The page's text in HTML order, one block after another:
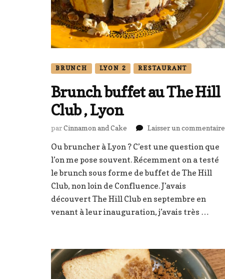
BRUNCH LYON 2 RESTAURANT
Brunch buffet au The Hill
Club , Lyon
parCinnamon and Cake Laisser un commentaire
Ou bruncher à Lyon ? C’est une question que
l’on me pose souvent. Récemment on a testé
le brunch sous forme de buffet de The Hill
Club, non loin de Confluence. J’avais
découvert The Hill Club en septembre en
venant à leur inauguration, j’avais très …